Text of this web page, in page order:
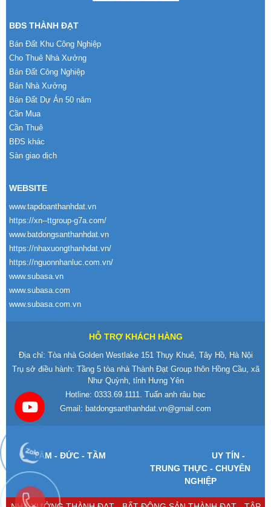
BĐS THÀNH ĐẠT
Bán Đất Khu Công Nghiệp
Cho Thuê Nhà Xưởng
Bán Đất Công Nghiệp
Bán Nhà Xưởng
Bán Đất Dự Án 50 năm
Cần Mua
Cần Thuê
BĐS khác
Sàn giao dịch
WEBSITE
www.tapdoanthanhdat.vn
https://xn--ttgroup-g7a.com/
www.batdongsanthanhdat.vn
https://nhaxuongthanhdat.vn/
https://nguonnhanluc.com.vn/
www.subasa.vn
www.subasa.com
www.subasa.com.vn
HỖ TRỢ KHÁCH HÀNG
Địa chỉ: Tòa nhà Golden Westlake 151 Thụy Khuê, Tây Hồ, Hà Nội
Trụ sở điều hành: Tầng 5 tòa nhà Thành Đạt Group thôn Hồng Cầu, xã
Như Quỳnh, tỉnh Hưng Yên
Hotline: 0333.69.1111. Tuấn anh râu bạc
Gmail: batdongsanthanhdat.vn@gmail.com
TÂM - ĐỨC - TẦM UY TÍN -
TRUNG THỰC - CHUYÊN
NGHIỆP